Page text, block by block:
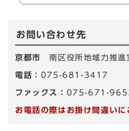
お問い合わせ先
京都市南区役所地域力推進
電話： 075-681-3417
ファックス： 075-671-
お電話の際はお掛け間違いに